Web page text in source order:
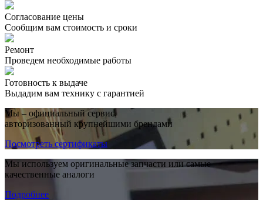
Согласование цены
Сообщим вам стоимость и сроки
Ремонт
Проведем необходимые работы
Готовность к выдаче
Выдадим вам технику с гарантией
Мы – официальный сервис,
авторизованный крупнейшими брендами
Посмотреть сертификаты
Мы используем оригинальные запчасти или самые
качественные аналоги
Подробнее